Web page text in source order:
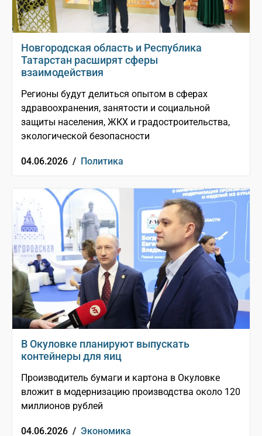
Новгородская область и Республика
Татарстан расширят сферы
взаимодействия
Регионы будут делиться опытом в сферах
здравоохранения, занятости и социальной
защиты населения, ЖКХ и градостроительства,
экологической безопасности
04.06.2026 / Политика
В Окуловке планируют выпускать
контейнеры для яиц
Производитель бумаги и картона в Окуловке
вложит в модернизацию производства около 120
миллионов рублей
04.06.2026 / Экономика